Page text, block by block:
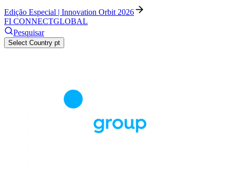
Edição Especial | Innovation Orbit 2026
FI CONNECTGLOBAL
Pesquisar
Select Country pt